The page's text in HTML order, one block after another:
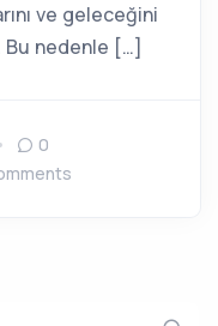
ve geleceğini
nedenle […]
0